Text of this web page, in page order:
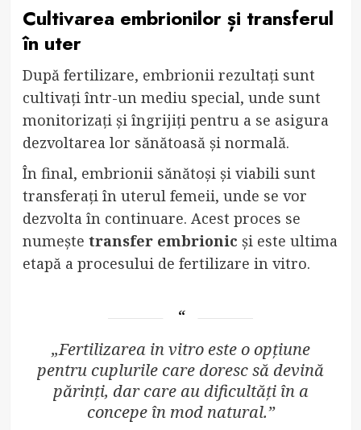
Cultivarea embrionilor și transferul
în uter
După fertilizare, embrionii rezultați sunt
cultivați într-un mediu special, unde sunt
monitorizați și îngrijiți pentru a se asigura
dezvoltarea lor sănătoasă și normală.
În final, embrionii sănătoși și viabili sunt
transferați în uterul femeii, unde se vor
dezvolta în continuare. Acest proces se
numește transfer embrionic și este ultima
etapă a procesului de fertilizare in vitro.
„Fertilizarea in vitro este o opțiune
pentru cuplurile care doresc să devină
părinți, dar care au dificultăți în a
concepe în mod natural.”